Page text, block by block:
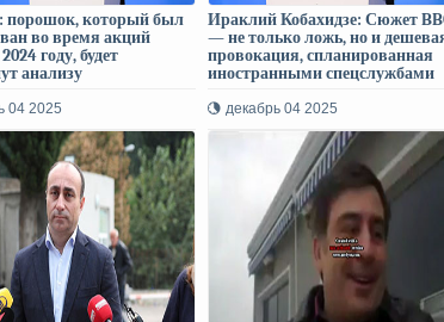
порошок, который был
во время акций
году, будет
анализу
04 2025
Ираклий Кобахидзе: Сюжет
— не только ложь, но и
провокация, спланированная
иностранными спецслужбами
декабрь 04 2025